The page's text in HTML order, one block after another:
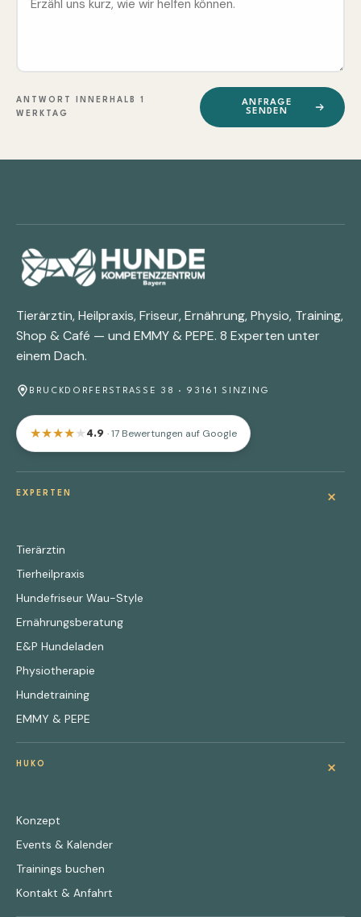
ANTWORT INNERHALB 1
WERKTAG
ANFRAGE
SENDEN
Tierärztin, Heilpraxis, Friseur, Ernährung, Physio, Training,
Shop & Café — und EMMY & PEPE. 8 Experten unter
einem Dach.
BRUCKDORFERSTRASSE 38 · 93161 SINZING
★★★★★ 4.9 · 17 Bewertungen auf Google
EXPERTEN +
Tierärztin
Tierheilpraxis
Hundefriseur Wau-Style
Ernährungsberatung
E&P Hundeladen
Physiotherapie
Hundetraining
EMMY & PEPE
HUKO +
Konzept
Events & Kalender
Trainings buchen
Kontakt & Anfahrt